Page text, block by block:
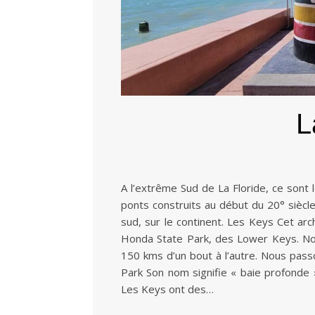
A l’extrême Sud de La Floride, ce
ponts construits au début du 20°
sud, sur le continent. Les Keys Cet
Honda State Park, des Lower Keys.
150 kms d’un bout à l’autre. Nous
Park Son nom signifie « baie
Les Keys ont des…